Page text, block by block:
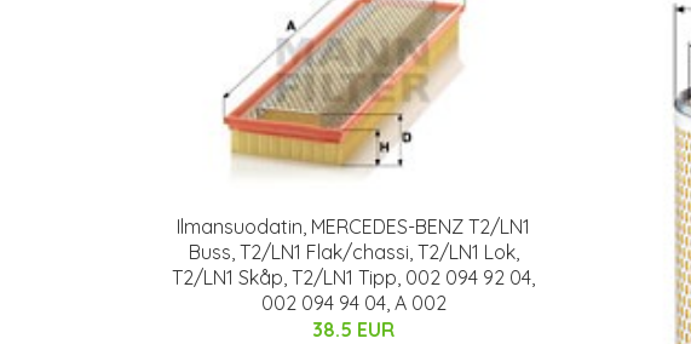
Ilmansuodatin, MERCEDES-BENZ T2/LN1
Buss, T2/LN1 Flak/chassi, T2/LN1 Lok,
T2/LN1 Skåp, T2/LN1 Tipp, 002 094 92 04,
002 094 94 04, A 002
38.5 EUR